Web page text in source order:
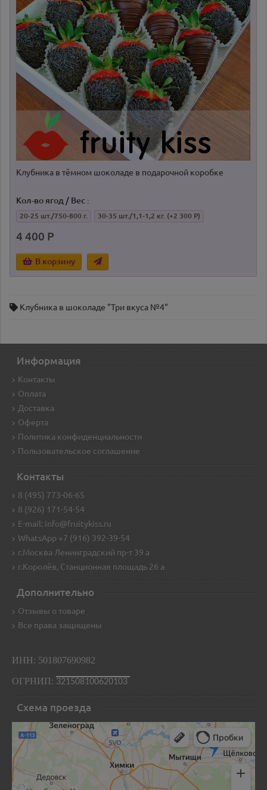
Клубника в тёмном шоколаде в подарочной коробке
Кол-во ягод / Вес :
20-25 шт./750-800 г. 30-35 шт./1,1-1,2 кг. (+2 300 Р)
4 400 Р
В корзину
Клубника в шоколаде "Три вкуса №4"
Информация
Контакты
Оплата
Доставка
Оферта
Политика конфиденциальности
Пользовательское соглашение
Контакты
8 (495) 773-06-65
8 (926) 171-54-54
E-mail: info@fruitykiss.ru
WhatsApp +7 (916) 392-39-54
г.Москва Ленинградский пр-т 39 а
г.Королёв, Станционная площадь 26 а
Дополнительно
Отзывы о товаре
Все права защищены
ИНН: 501807690982
ОГРНИП: 321508100620103
Схема проезда